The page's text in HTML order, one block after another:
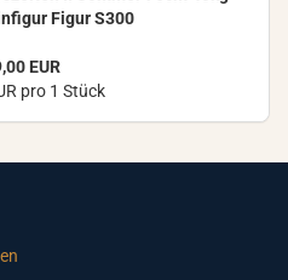
Figur S300
EUR
pro 1 Stück